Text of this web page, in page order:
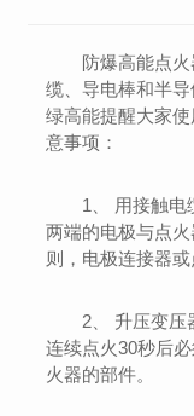
防爆高能点
缆、导电棒和半导
绿高能提醒大家
意事项：
1、 用接触电
两端的电极与点
则，电极连接器或
2、 升压变压
连续点火30秒后
火器的部件。